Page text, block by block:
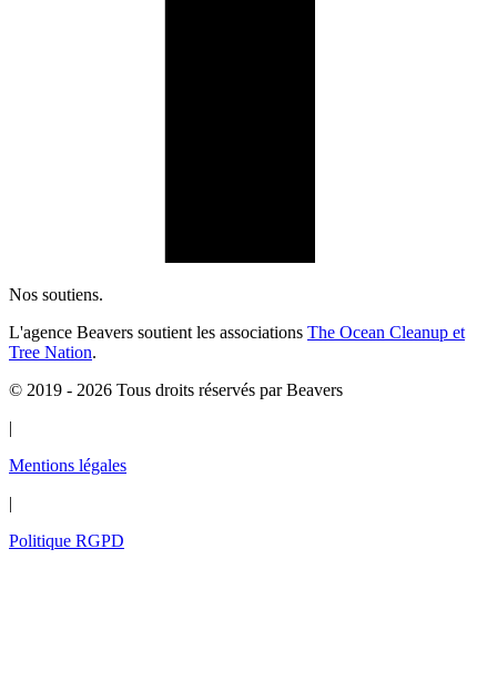
Nos soutiens.
L'agence Beavers soutient les associations The Ocean Cleanup et
Tree Nation.
© 2019 - 2026 Tous droits réservés par Beavers
Mentions légales
Politique RGPD